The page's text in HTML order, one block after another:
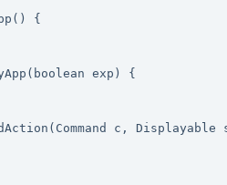
{
exp) {
c, Displayable